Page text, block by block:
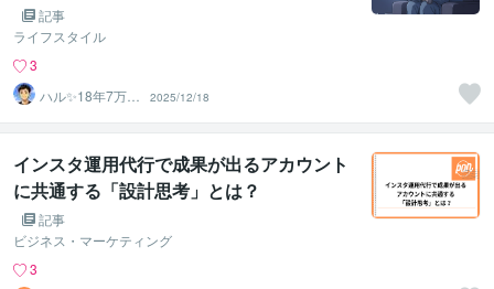
記事
ライフスタイル
3
ハル✨18年7万人
以上の実績×書籍
著者
2025/12/18
インスタ運用代行で成果が出るアカウント
に共通する「設計思考」とは？
記事
ビジネス・マーケティング
3